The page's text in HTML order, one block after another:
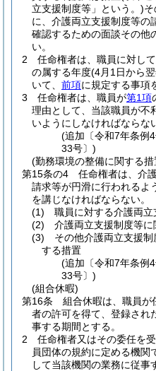
立支援制度等」という。)
に、介護両立支援制度等の
確認するための面談その他
い。
2
任命権者は、職員に対し
の属する年度(4月1日から
いて、 前項に規定する事項
3
任命権者は、職員が第1項
理由として、当該職員が不
いようにしなければならな
(追加〔令和7年条例
33号〕)
(勤務環境の整備に関する措
第15条の4
任命権者は、介
請求等が円滑に行われるよ
を講じなければならない。
(1)
職員に対する介護両
(2)
介護両立支援制度等
(3)
その他介護両立支援
する措置
(追加〔令和7年条例
33号〕)
(組合休暇)
第16条
組合休暇は、職員が
者の許可を得て、登録され
事する期間とする。
2
任命権者又はその委任を
員団体の規約に定める機関
して当該機関の業務に従事